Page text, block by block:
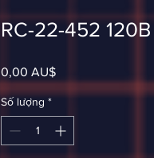
RC-22-452 120B
0,00 AU$Giá
Số lượng *